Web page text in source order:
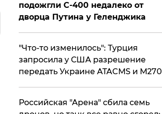
подожгли С-400 недалеко от
дворца Путина у Геленджика
​"Что-то изменилось": Турция
запросила у США разрешение
передать Украине ATACMS и M270
​Российская "Арена" сбила семь